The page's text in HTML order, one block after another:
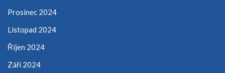
Prosinec 2024
Listopad 2024
Říjen 2024
Září 2024